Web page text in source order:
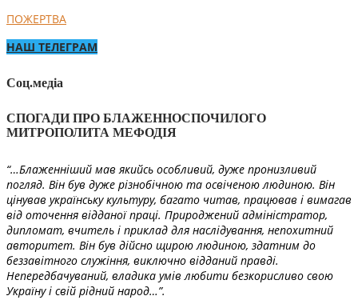
ПОЖЕРТВА
НАШ ТЕЛЕГРАМ
Соц.медіа
СПОГАДИ ПРО БЛАЖЕННОСПОЧИЛОГО
МИТРОПОЛИТА МЕФОДІЯ
“…Блаженніший мав якийсь особливий, дуже пронизливий
погляд. Він був дуже різнобічною та освіченою людиною. Він
цінував українську культуру, багато читав, працював і вимагав
від оточення відданої праці. Природжений адміністратор,
дипломат, вчитель і приклад для наслідування, непохитний
авторитет. Він був дійсно щирою людиною, здатним до
беззавітного служіння, виключно відданий правді.
Непередбачуваний, владика умів любити безкорисливо свою
Україну і свій рідний народ…”.